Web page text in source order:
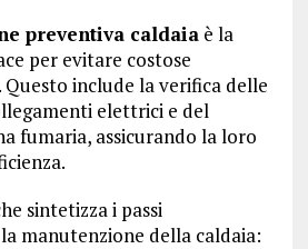
preventiva caldaiaè la
per evitare costose
include la verifica delle
elettrici e del
fumaria, assicurando la loro
sintetizza i passi
manutenzione della caldaia: